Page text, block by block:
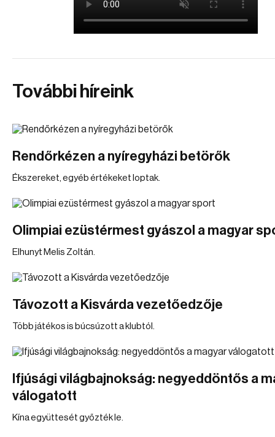
További híreink
Rendőrkézen a nyíregyházi betörők
Ékszereket, egyéb értékeket loptak.
Olimpiai ezüstérmest gyászol a magyar
Elhunyt Melis Zoltán.
Távozott a Kisvárda vezetőedzője
Több játékos is búcsúzott a klubtól.
Ifjúsági világbajnokság: negyeddöntős a
válogatott
Kína együttesét győzték le.